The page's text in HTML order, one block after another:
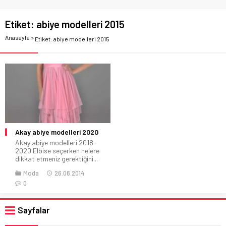
Etiket: abiye modelleri 2015
Anasayfa » Etiket: abiye modelleri 2015
Akay abiye modelleri 2020
Akay abiye modelleri 2018-
2020 Elbise seçerken nelere
dikkat etmeniz gerektiğini...
Moda
26.06.2014
0
Sayfalar